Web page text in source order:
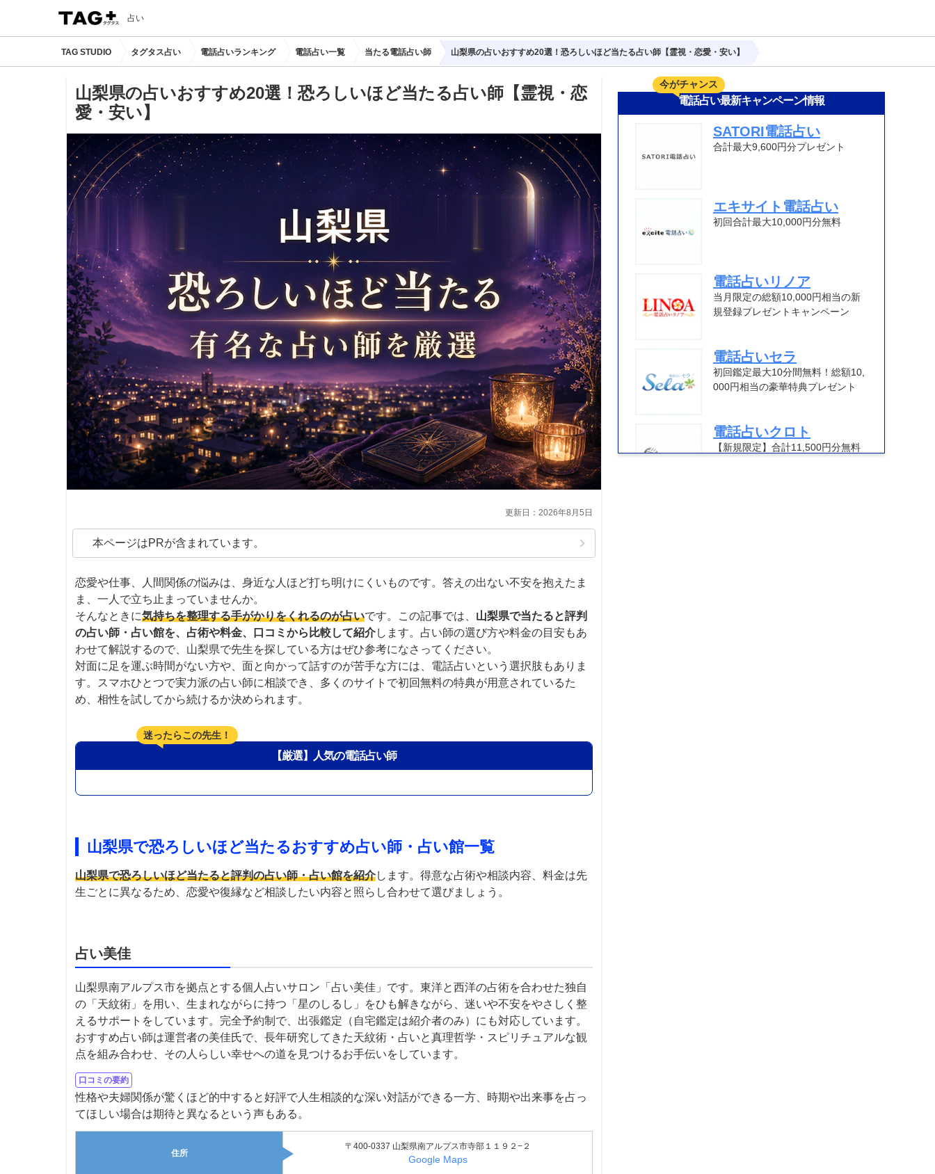
占い
TAG STUDIO タグタス占い 電話占いランキング 電話占い一覧 当たる電話占い師 山梨県の占いおすすめ20選！恐ろしいほど当たる占い師【霊視・恋愛・安い】
今がチャンス
電話占い最新キャンペーン情報
SATORI電話占い
合計最大9,600円分プレゼント
エキサイト電話占い
初回合計最大10,000円分無料
電話占いリノア
当月限定の総額10,000円相当の新
規登録プレゼントキャンペーン
電話占いセラ
初回鑑定最大10分間無料！総額10,
000円相当の豪華特典プレゼント
電話占いクロト
【新規限定】合計11,500円分無料
山梨県の占いおすすめ20選！恐ろしいほど当たる占い師【霊視・恋
愛・安い】
2026年8月5日
本ページはPRが含まれています。
恋愛や仕事、人間関係の悩みは、身近な人ほど打ち明けにくいものです。答えの出ない不安を抱えたま
ま、一人で立ち止まっていませんか。
そんなときに気持ちを整理する手がかりをくれるのが占いです。この記事では、 山梨県で当たると評判
の占い師・占い館を、占術や料金、口コミから比較して紹介します。占い師の選び方や料金の目安もあ
わせて解説するので、山梨県で先生を探している方はぜひ参考になさってください。
対面に足を運ぶ時間がない方や、面と向かって話すのが苦手な方には、電話占いという選択肢もありま
す。スマホひとつで実力派の占い師に相談でき、多くのサイトで初回無料の特典が用意されているた
め、相性を試してから続けるか決められます。
迷ったらこの先生！
【厳選】人気の電話占い師
山梨県で恐ろしいほど当たるおすすめ占い師・占い館一覧
山梨県で恐ろしいほど当たると評判の占い師・占い館を紹介します。得意な占術や相談内容、料金は先
生ごとに異なるため、恋愛や復縁など相談したい内容と照らし合わせて選びましょう。
占い美佳
山梨県南アルプス市を拠点とする個人占いサロン「占い美佳」です。東洋と西洋の占術を合わせた独自
の「天紋術」を用い、生まれながらに持つ「星のしるし」をひも解きながら、迷いや不安をやさしく整
えるサポートをしています。完全予約制で、出張鑑定（自宅鑑定は紹介者のみ）にも対応しています。
おすすめ占い師は運営者の美佳氏で、長年研究してきた天紋術・占いと真理哲学・スピリチュアルな観
点を組み合わせ、その人らしい幸せへの道を見つけるお手伝いをしています。
口コミの要約
性格や夫婦関係が驚くほど的中すると好評で人生相談的な深い対話ができる一方、時期や出来事を占っ
てほしい場合は期待と異なるという声もある。
住所
〒400-0337 山梨県南アルプス市寺部１１９２−２
Google Maps